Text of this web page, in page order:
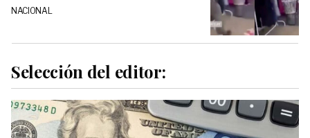
NACIONAL
Selección del editor: